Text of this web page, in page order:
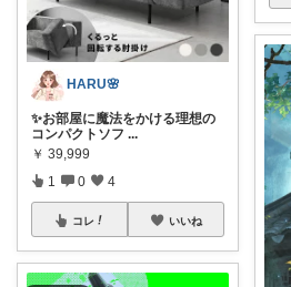
HARU🌸
✨お部屋に魔法をかける理想の
コンパクトソフ ...
￥ 39,999
1 0 4
コレ いいね